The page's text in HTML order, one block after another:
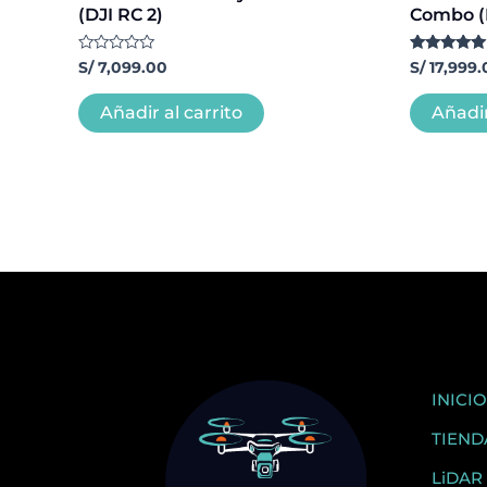
(DJI RC 2)
Valorado
con
de
5
S/7,099.00
Añadir al carrito
Combo
Valorado
5.00
de 5
S/
INICIO
LiDAR